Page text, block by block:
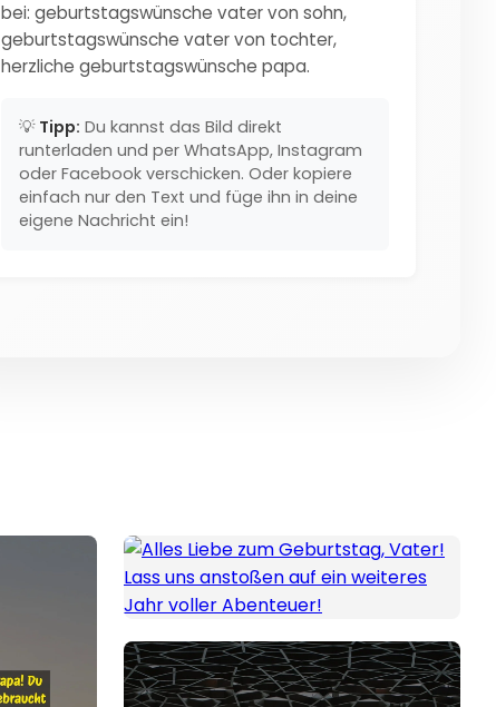
bei: geburtstagswünsche vater von sohn,
geburtstagswünsche vater von tochter,
herzliche geburtstagswünsche papa.
💡 Tipp: Du kannst das Bild direkt
runterladen und per WhatsApp, Instagram
oder Facebook verschicken. Oder kopiere
einfach nur den Text und füge ihn in deine
eigene Nachricht ein!